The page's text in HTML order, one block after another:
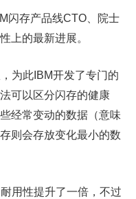
闪存产品线CTO、院士
上的最新进展。
为此IBM开发了专门的
可以区分闪存的健康
经常变动的数据（意味
则会存放变化最小的数
用性提升了一倍，不过